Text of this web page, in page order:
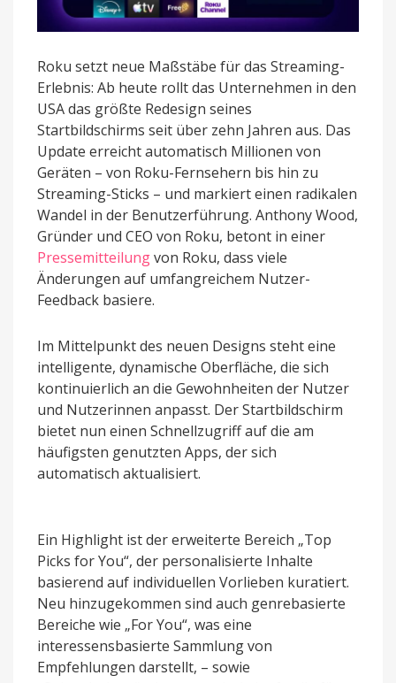
Roku setzt neue Maßstäbe für das Streaming-
Erlebnis: Ab heute rollt das Unternehmen in den
USA das größte Redesign seines
Startbildschirms seit über zehn Jahren aus. Das
Update erreicht automatisch Millionen von
Geräten – von Roku-Fernsehern bis hin zu
Streaming-Sticks – und markiert einen radikalen
Wandel in der Benutzerführung. Anthony Wood,
Gründer und CEO von Roku, betont in einer
Pressemitteilungvon Roku, dass viele
Änderungen auf umfangreichem Nutzer-
Feedback basiere.
Im Mittelpunkt des neuen Designs steht eine
intelligente, dynamische Oberfläche, die sich
kontinuierlich an die Gewohnheiten der Nutzer
und Nutzerinnen anpasst. Der Startbildschirm
bietet nun einen Schnellzugriff auf die am
häufigsten genutzten Apps, der sich
automatisch aktualisiert.
Ein Highlight ist der erweiterte Bereich „Top
Picks for You“, der personalisierte Inhalte
basierend auf individuellen Vorlieben kuratiert.
Neu hinzugekommen sind auch genrebasierte
Bereiche wie „For You“, was eine
interessensbasierte Sammlung von
Empfehlungen darstellt, – sowie